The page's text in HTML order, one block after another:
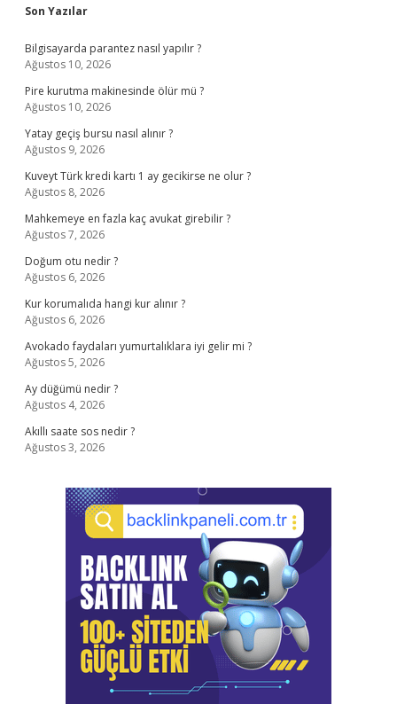
Sidebar
Son Yazılar
Bilgisayarda parantez nasıl yapılır ?
Ağustos 10, 2026
Pire kurutma makinesinde ölür mü ?
Ağustos 10, 2026
Yatay geçiş bursu nasıl alınır ?
Ağustos 9, 2026
Kuveyt Türk kredi kartı 1 ay gecikirse ne olur ?
Ağustos 8, 2026
Mahkemeye en fazla kaç avukat girebilir ?
Ağustos 7, 2026
Doğum otu nedir ?
Ağustos 6, 2026
Kur korumalıda hangi kur alınır ?
Ağustos 6, 2026
Avokado faydaları yumurtalıklara iyi gelir mi ?
Ağustos 5, 2026
Ay düğümü nedir ?
Ağustos 4, 2026
Akıllı saate sos nedir ?
Ağustos 3, 2026